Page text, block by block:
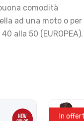
comodità
ad una moto o
alla 50 (EUROPEA).
In